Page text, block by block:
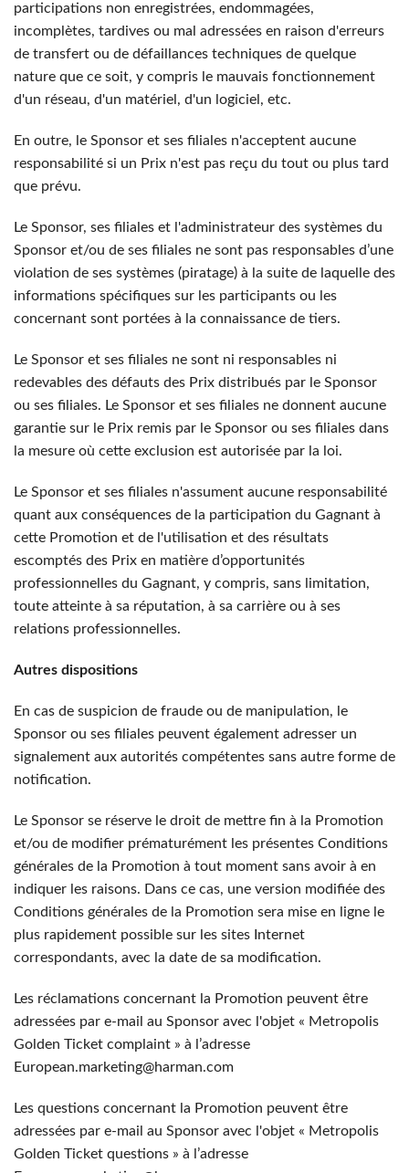
participations non enregistrées, endommagées,
incomplètes, tardives ou mal adressées en raison d'erreurs
de transfert ou de défaillances techniques de quelque
nature que ce soit, y compris le mauvais fonctionnement
d'un réseau, d'un matériel, d'un logiciel, etc.
En outre, le Sponsor et ses filiales n'acceptent aucune
responsabilité si un Prix n'est pas reçu du tout ou plus tard
que prévu.
Le Sponsor, ses filiales et l'administrateur des systèmes du
Sponsor et/ou de ses filiales ne sont pas responsables d’une
violation de ses systèmes (piratage) à la suite de laquelle des
informations spécifiques sur les participants ou les
concernant sont portées à la connaissance de tiers.
Le Sponsor et ses filiales ne sont ni responsables ni
redevables des défauts des Prix distribués par le Sponsor
ou ses filiales. Le Sponsor et ses filiales ne donnent aucune
garantie sur le Prix remis par le Sponsor ou ses filiales dans
la mesure où cette exclusion est autorisée par la loi.
Le Sponsor et ses filiales n'assument aucune responsabilité
quant aux conséquences de la participation du Gagnant à
cette Promotion et de l'utilisation et des résultats
escomptés des Prix en matière d’opportunités
professionnelles du Gagnant, y compris, sans limitation,
toute atteinte à sa réputation, à sa carrière ou à ses
relations professionnelles.
Autres dispositions
En cas de suspicion de fraude ou de manipulation, le
Sponsor ou ses filiales peuvent également adresser un
signalement aux autorités compétentes sans autre forme de
notification.
Le Sponsor se réserve le droit de mettre fin à la Promotion
et/ou de modifier prématurément les présentes Conditions
générales de la Promotion à tout moment sans avoir à en
indiquer les raisons. Dans ce cas, une version modifiée des
Conditions générales de la Promotion sera mise en ligne le
plus rapidement possible sur les sites Internet
correspondants, avec la date de sa modification.
Les réclamations concernant la Promotion peuvent être
adressées par e-mail au Sponsor avec l'objet « Metropolis
Golden Ticket complaint » à l’adresse
European.marketing@harman.com
Les questions concernant la Promotion peuvent être
adressées par e-mail au Sponsor avec l'objet « Metropolis
Golden Ticket questions » à l’adresse